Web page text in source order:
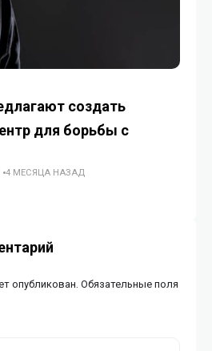
создать
для борьбы с
4 МЕСЯЦА НАЗАД
опубликован. Обязательные поля